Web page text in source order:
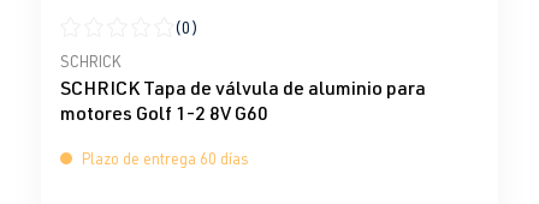
Calificación promedio de 0 de 5 estrellas
(0)
SCHRICK
SCHRICK Tapa de válvula de aluminio para
motores Golf 1-2 8V G60
Plazo de entrega 60 días